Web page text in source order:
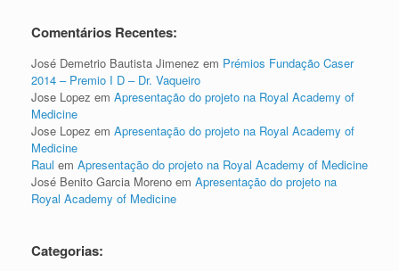
Comentários Recentes:
José Demetrio Bautista Jimenez em Prémios Fundação Caser
2014 – Premio I D – Dr. Vaqueiro
Jose Lopez em Apresentação do projeto na Royal Academy of
Medicine
Jose Lopez em Apresentação do projeto na Royal Academy of
Medicine
Raul em Apresentação do projeto na Royal Academy of Medicine
José Benito Garcia Moreno em Apresentação do projeto na
Royal Academy of Medicine
Categorias: